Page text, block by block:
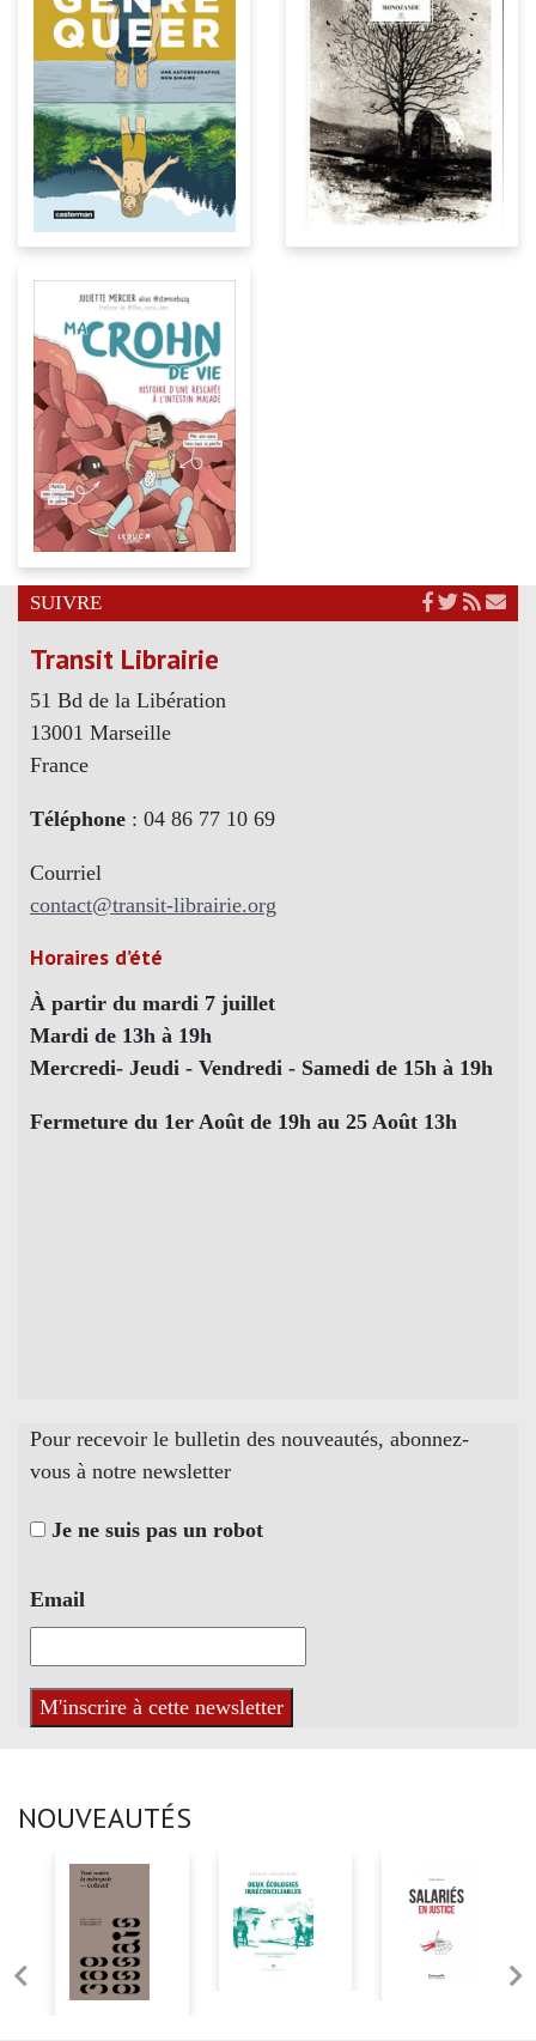
SUIVRE
Transit Librairie
51 Bd de la Libération
13001 Marseille
France
Téléphone : 04 86 77 10 69
Courriel
contact@transit-librairie.org
Horaires d’été
À partir du mardi 7 juillet
Mardi de 13h à 19h
Mercredi- Jeudi - Vendredi - Samedi de 15h à 19h
Fermeture du 1er Août de 19h au 25 Août 13h
Pour recevoir le bulletin des nouveautés, abonnez-
vous à notre newsletter
Je ne suis pas un robot
Email
NOUVEAUTÉS